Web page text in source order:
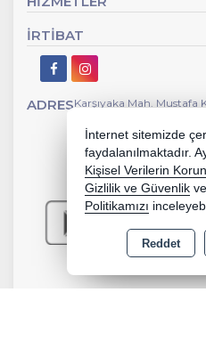
İRTİBAT
ADRESKarşıyaka Mah. Mustafa
Copyright 2026 e-
İnternet sitemizde
faydalanılmaktadır.
Kişisel Verilerin
Gizlilik ve Güvenlik ve
Politikamızı
Reddet